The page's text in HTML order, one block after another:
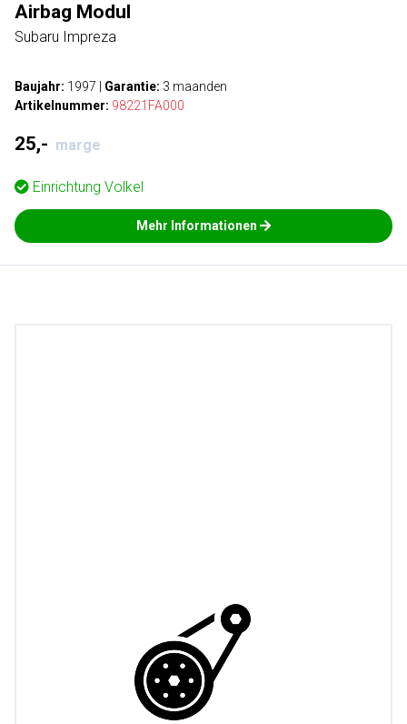
Airbag Modul
Subaru Impreza
Baujahr: 1997 Garantie: 3 maanden
Artikelnummer: 98221FA000
25,- marge
Einrichtung Volkel
Mehr Informationen